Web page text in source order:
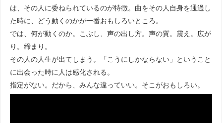
は、その人に委ねられているのが特徴。曲をその人自身を通過し
た時に、どう動くのかが一番おもしろいところ。
では、何が動くのか。こぶし、声の出し方。声の質。震え。広が
り。締まり。
その人の人生が出てしまう。「こうにしかならない」ということ
に出会った時に人は感化される。
指定がない。だから、みんな違っていい。そこがおもしろい。